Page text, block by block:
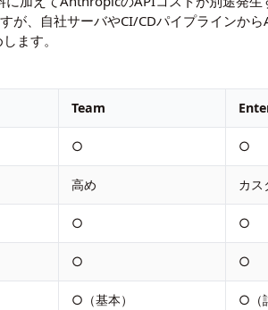
が、自社サーバやCI/CDパイプラインか
ます。
Team
○ ○
高め カス
○ ○
○ ○
○（基本） ○（